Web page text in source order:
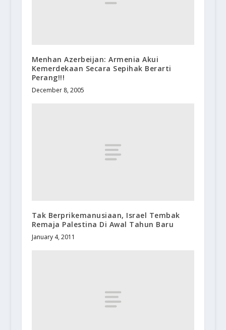
Menhan Azerbeijan: Armenia Akui
Kemerdekaan Secara Sepihak Berarti
Perang!!!
December 8, 2005
Tak Berprikemanusiaan, Israel Tembak
Remaja Palestina Di Awal Tahun Baru
January 4, 2011